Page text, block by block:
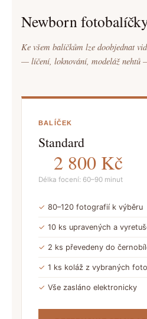
Newborn
Ke všem balíčkům lze doobjednat
— líčení, loknování, modeláž nehtů
BALÍČEK
Standard
2 800 Kč
Délka focení: 60–90 minut
✓ 80–120 fotografií k výběru
✓ 10 ks upravených a
✓ 2 ks převedeny do
✓ 1 ks koláž z vybraných
✓ Vše zasláno elektronicky